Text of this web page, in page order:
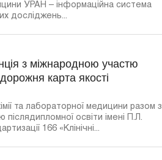
УРАН – інформаційна система
досліджень...
з міжнародною участю
карта якості
та лабораторної медицини разом з
освіти імені П.Л.
166 «Клінічні...